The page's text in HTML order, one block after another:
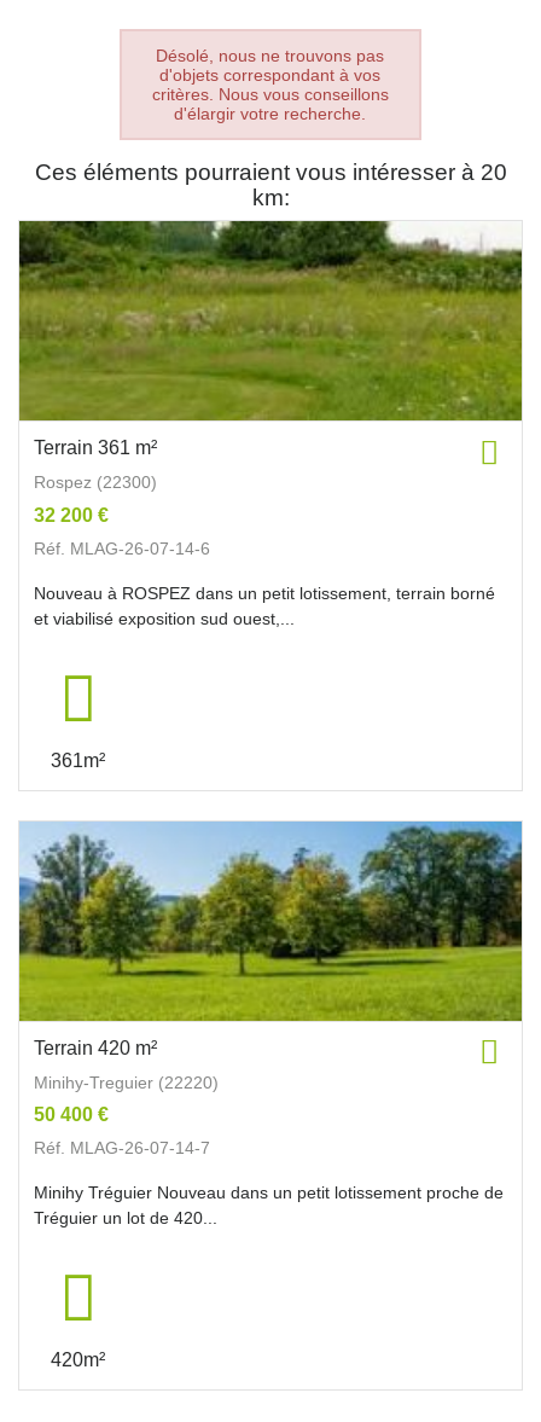
Désolé, nous ne trouvons pas
d'objets correspondant à vos
critères. Nous vous conseillons
d'élargir votre recherche.
Ces éléments pourraient vous intéresser à 20
km:
Terrain 361 m²
Rospez (22300)
32 200 €
Réf. MLAG-26-07-14-6
Nouveau à ROSPEZ dans un petit lotissement, terrain borné
et viabilisé exposition sud ouest,...
361m²
Terrain 420 m²
Minihy-Treguier (22220)
50 400 €
Réf. MLAG-26-07-14-7
Minihy Tréguier Nouveau dans un petit lotissement proche de
Tréguier un lot de 420...
420m²